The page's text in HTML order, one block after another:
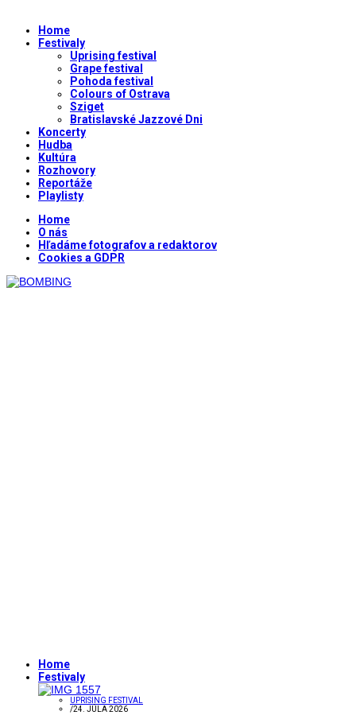
Home
Festivaly
Uprising festival
Grape festival
Pohoda festival
Colours of Ostrava
Sziget
Bratislavské Jazzové Dni
Koncerty
Hudba
Kultúra
Rozhovory
Reportáže
Playlisty
Home
O nás
Hľadáme fotografov a redaktorov
Cookies a GDPR
Home
Festivaly
UPRISING FESTIVAL
/24. JÚLA 2026